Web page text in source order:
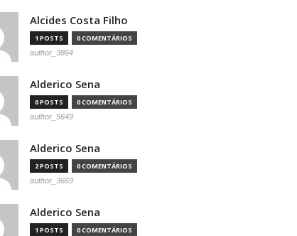
Alcides Costa Filho
1 POSTS 0 COMENTÁRIOS
author_3864
Alderico Sena
0 POSTS 0 COMENTÁRIOS
author_5649
Alderico Sena
2 POSTS 0 COMENTÁRIOS
author_3669
Alderico Sena
1 POSTS 0 COMENTÁRIOS